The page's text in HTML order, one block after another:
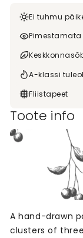
Ei tuhmu
Pimestamata
A-klassi
Fliistapeet
Toote info
A hand-drawn
clusters of